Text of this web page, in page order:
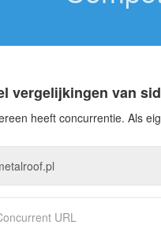
vergelijkingen van
heeft concurrentie. Als